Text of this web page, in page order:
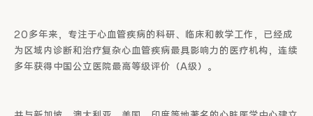
20多年来，专注于心血管疾病的科研、临床和教学工作，已经成
为区域内诊断和治疗复杂心血管疾病最具影响力的医疗机构，连续
多年获得中国公立医院最高等级评价（A级）。